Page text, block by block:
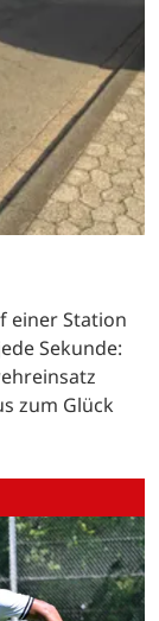
einer Station
Sekunde:
zum Glück